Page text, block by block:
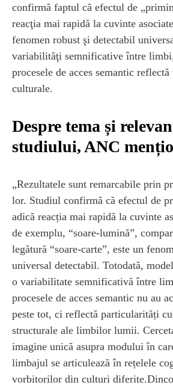
confirmă faptul că efectul de
reacţia mai rapidă la cuvinte
fenomen robust şi detectabil
variabilităţi semnificative între
procesele de acces semantic
culturale.
Despre tema și
studiului, ANC
„Rezultatele sunt remarcabile prin
lor. Studiul confirmă că efectul de
adică reacția mai rapidă la cuvinte
de exemplu, “soare-lumină”,
legătură “soare-carte”, este un
universal detectabil. Totodată,
o variabilitate semnificativă între
procesele de acces semantic nu au
peste tot, ci reflectă particularități
structurale ale limbilor lumii.
imagine unică asupra modului în
limbajul se articulează în rețelele
vorbitorilor din culturi